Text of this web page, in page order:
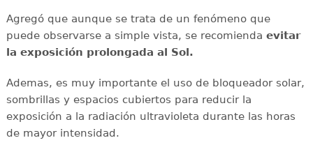
Agregó que aunque se trata de un fenómeno que
puede observarse a simple vista, se recomienda evitar
la exposición prolongada al Sol.
Ademas, es muy importante el uso de bloqueador solar,
sombrillas y espacios cubiertos para reducir la
exposición a la radiación ultravioleta durante las horas
de mayor intensidad.